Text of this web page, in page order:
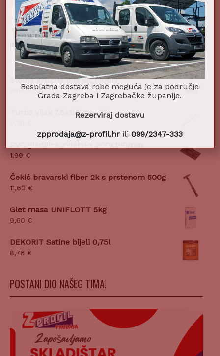
Cijena:0 €—10 €
POPULARNI PROIZVODI
Stolna kružna pila MLT100N
949,00€
Turbo vijak 7,5x132mm ZN
1,99 €
Čekić bravarski fiber 2k s prstenom 500g
11,60 €
Glet masa UNIFLOTT 5kg
9,60 €
DEKORIT Satine bijeli 0,75l
8,76 €
POSTANI DIO NAŠEG TIMA!
Besplatna dostava robe moguća je za područje
Grada Zagreba i Zagrebačke županije.
Rezerviraj dostavu
zpprodaja@z-profil.hr ili099/2347-333